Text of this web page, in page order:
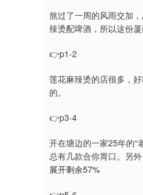
熬过了一周的风雨交加
辣烫配啤酒，所以这份
👉p1-2
莲花麻辣烫的店很多，
的。
👉p3-4
开在塘边的一家25年的“
总有几款合你胃口。另
展开剩余57%